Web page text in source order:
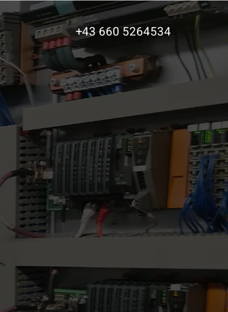
+43 660 5264534